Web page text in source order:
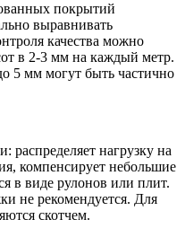
покрытий
выравнивать
качества можно
в 2-3 мм на каждый метр.
5 мм могут быть частично
нагрузку на
компенсирует небольшие
в виде рулонов или плит.
не рекомендуется. Для
скотчем.